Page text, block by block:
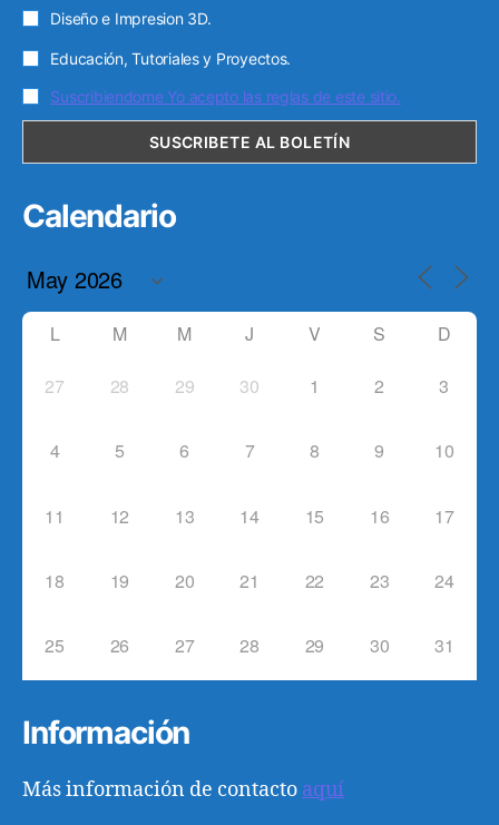
Diseño e Impresion 3D.
Educación, Tutoriales y Proyectos.
Suscribiendome Yo acepto las reglas de este sitio.
Calendario
L M M J V S D
27 28 29 30 1 2 3
4 5 6 7 8 9 10
11 12 13 14 15 16 17
18 19 20 21 22 23 24
25 26 27 28 29 30 31
Información
Más información de contacto aquí